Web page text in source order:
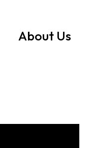
About Us